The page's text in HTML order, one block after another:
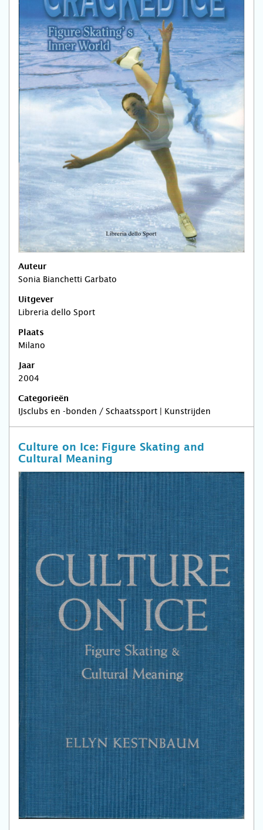
Auteur
Sonia Bianchetti Garbato
Uitgever
Libreria dello Sport
Plaats
Milano
Jaar
2004
Categorieën
IJsclubs en -bonden / Schaatssport | Kunstrijden
Culture on Ice: Figure Skating and
Cultural Meaning